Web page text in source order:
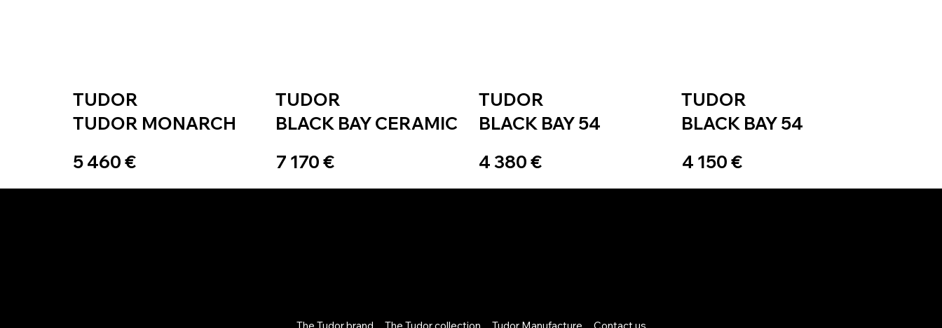
TUDOR
TUDOR MONARCH
5 460 €
TUDOR
BLACK BAY CERAMIC
7 170 €
TUDOR
BLACK BAY 54
4 380 €
TUDOR
BLACK BAY 54
4 150 €
The Tudor brand The Tudor collection Tudor Manufacture Contact us